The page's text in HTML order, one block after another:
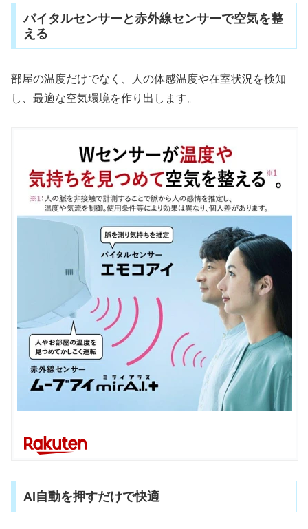
バイタルセンサーと赤外線センサーで空気を整
える
部屋の温度だけでなく、人の体感温度や在室状況を検知
し、最適な空気環境を作り出します。
AI自動を押すだけで快適